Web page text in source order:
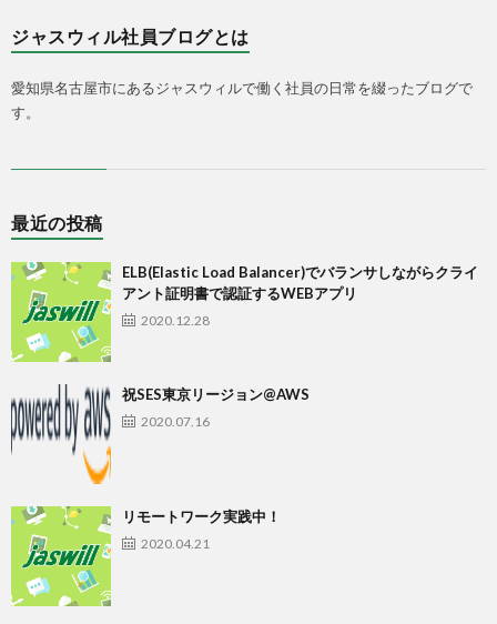
ジャスウィル社員ブログとは
愛知県名古屋市にあるジャスウィルで働く社員の日常を綴ったブログで
す。
最近の投稿
ELB(Elastic Load Balancer)でバランサしながらクライ
アント証明書で認証するWEBアプリ
2020.12.28
祝SES東京リージョン@AWS
2020.07.16
リモートワーク実践中！
2020.04.21